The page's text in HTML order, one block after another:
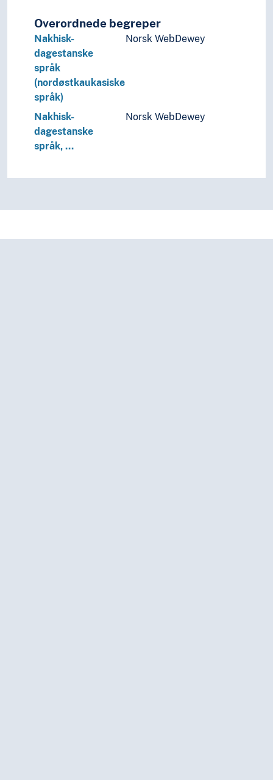
Overordnede begreper
Nakhisk-
dagestanske
språk
(nordøstkaukasiske
språk)
Norsk WebDewey
Nakhisk-
dagestanske
språk, …
Norsk WebDewey